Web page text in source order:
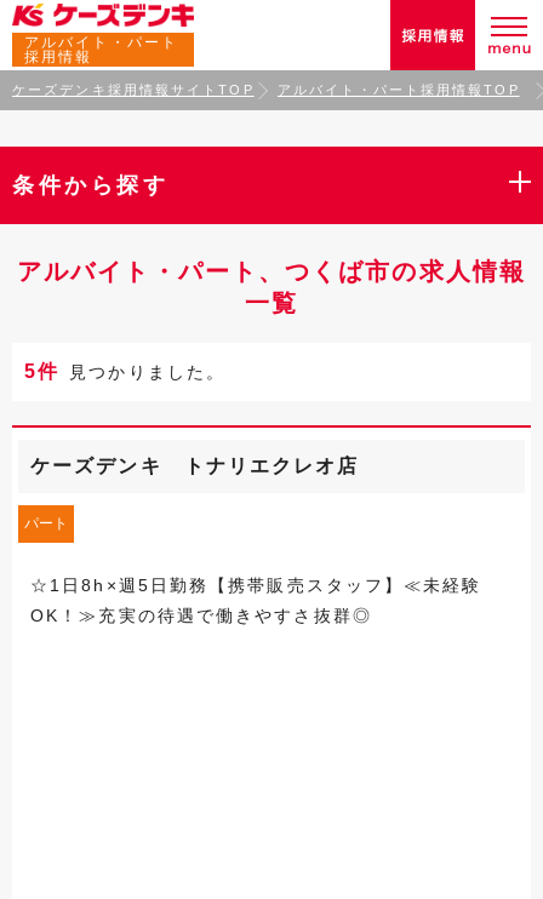
アルバイト・パート
採用情報
ケーズデンキ採用情報サイトTOP アルバイト・パート採用情報TOP
条件から探す
アルバイト・パート、つくば市の求人情報
一覧
5件 見つかりました。
ケーズデンキ トナリエクレオ店
パート
☆1日8h×週5日勤務【携帯販売スタッフ】≪未経験
OK！≫充実の待遇で働きやすさ抜群◎